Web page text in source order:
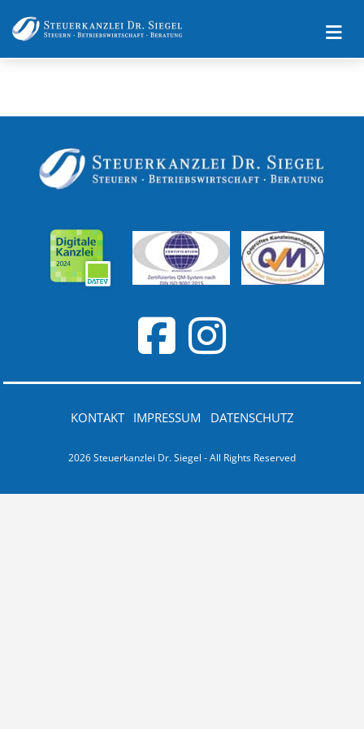
Datenschutz
2026 Steuerkanzlei Dr. Siegel - All Rights Reserved
KONTAKT IMPRESSUM DATENSCHUTZ